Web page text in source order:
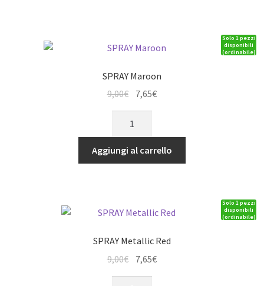
Solo 1 pezzi
disponibili
(ordinabile)
SPRAY Maroon
9,00€
prezzo
originale
era:
9,00€.
7,65€Il
è:
7,65€.
quantità
Aggiungi al carrello
Solo 1 pezzi
disponibili
(ordinabile)
SPRAY Metallic Red
9,00€ 7,65€Il